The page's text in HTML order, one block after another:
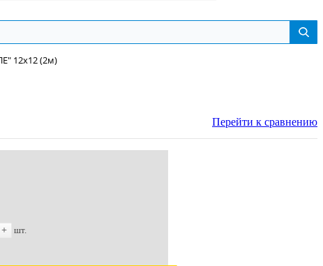
12х12 (2м)
Перейти к сравнению
+
шт.